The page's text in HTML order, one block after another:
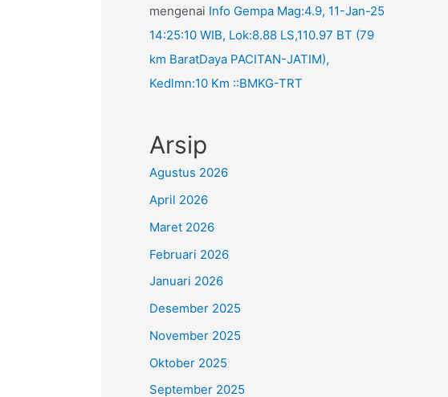
mengenai Info Gempa Mag:4.9, 11-Jan-25
14:25:10 WIB, Lok:8.88 LS,110.97 BT (79
km BaratDaya PACITAN-JATIM),
Kedlmn:10 Km ::BMKG-TRT
Arsip
Agustus 2026
April 2026
Maret 2026
Februari 2026
Januari 2026
Desember 2025
November 2025
Oktober 2025
September 2025